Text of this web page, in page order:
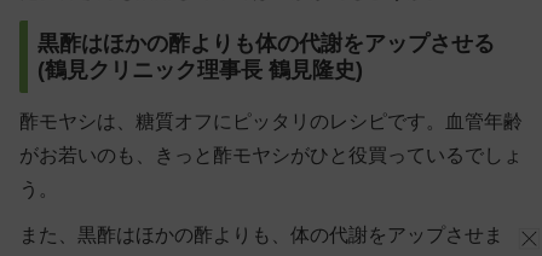
黒酢はほかの酢よりも体の代謝をアップさせる
(鶴見クリニック理事長 鶴見隆史)
酢モヤシは、糖質オフにピッタリのレシピです。血管年齢
がお若いのも、きっと酢モヤシがひと役買っているでしょ
う。
また、黒酢はほかの酢よりも、体の代謝をアップさせま